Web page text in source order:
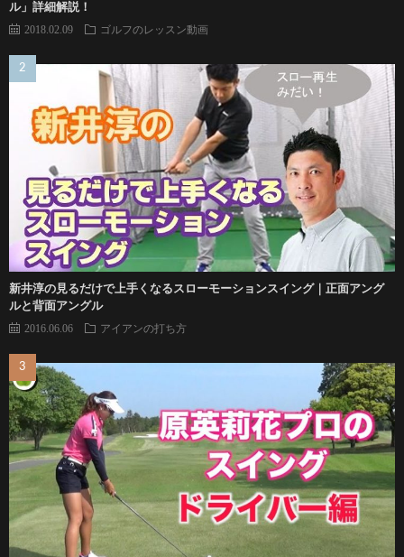
ル」詳細解説！
2018.02.09 ゴルフのレッスン動画
新井淳の見るだけで上手くなるスローモーションスイング｜正面アング
ルと背面アングル
2016.06.06 アイアンの打ち方